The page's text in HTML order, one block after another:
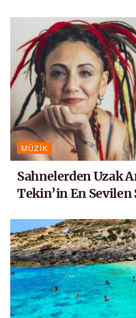
MÜZIK
Sahnelerden Uzak
Tekin’in En Sevilen